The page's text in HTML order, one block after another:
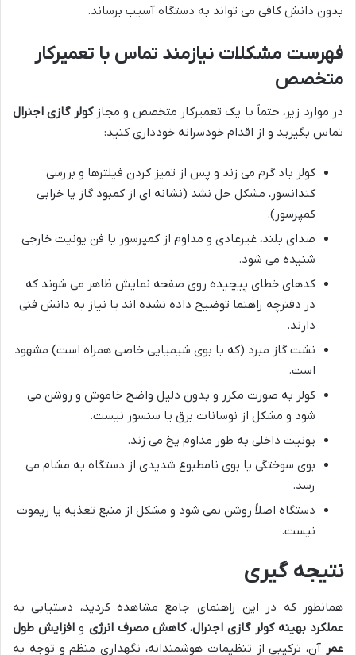
بدون دانش کافی می تواند به دستگاه آسیب برساند.
فهرست مشکلات نیازمند تماس با تعمیرکار
متخصص
در موارد زیر، حتماً با یک تعمیرکار متخصص و مجازکولر گازی اجنرال
تماس بگیرید و از اقدام خودسرانه خودداری کنید:
کولر باد گرم می زند و پس از تمیز کردن فیلترها و بررسی
کندانسور، مشکل حل نشد (نشانه ای از کمبود گاز یا خرابی
کمپرسور).
صدای بلند، غیرعادی و مداوم از کمپرسور یا فن یونیت خارجی
شنیده می شود.
کدهای خطای پیچیده روی صفحه نمایش ظاهر می شوند که
در دفترچه راهنما توضیح داده نشده اند یا نیاز به دانش فنی
دارند.
نشت گاز مبرد (که با بوی شیمیایی خاصی همراه است) مشهود
است.
کولر به صورت مکرر و بدون دلیل واضح خاموش و روشن می
شود و مشکل از نوسانات برق یا سنسور نیست.
یونیت داخلی به طور مداوم یخ می زند.
بوی سوختگی یا بوی نامطبوع شدیدی از دستگاه به مشام می
رسد.
دستگاه اصلاً روشن نمی شود و مشکل از منبع تغذیه یا ریموت
نیست.
نتیجه گیری
همانطور که در این راهنمای جامع مشاهده کردید، دستیابی به
عملکرد بهینه کولر گازی اجنرال،کاهش مصرف انرژی و افزایش طول
عمر آن، ترکیبی از تنظیمات هوشمندانه، نگهداری منظم و توجه به